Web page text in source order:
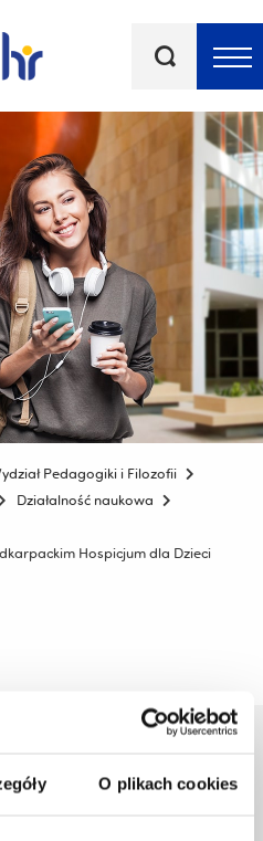
O plikach cookies
kluczowe
Pedagogiki i Filozofii
Działalność naukowa
Hospicjum dla Dzieci
16C